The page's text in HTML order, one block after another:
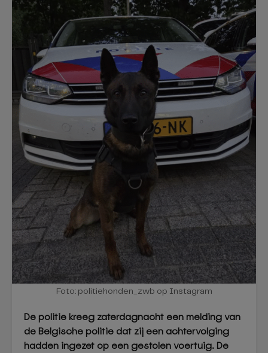
Foto: politiehonden_zwb op Instagram
De politie kreeg zaterdagnacht een melding van
de Belgische politie dat zij een achtervolging
hadden ingezet op een gestolen voertuig. De